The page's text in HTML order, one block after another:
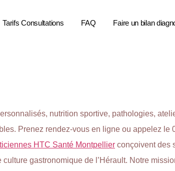
Tarifs Consultations FAQ Faire un bilan
nutrition sportive, pathologies,
Prenez rendez-vous en ligne ou appelez le
HTC Santé Montpellier conçoivent des
gastronomique de l’Hérault. Notre